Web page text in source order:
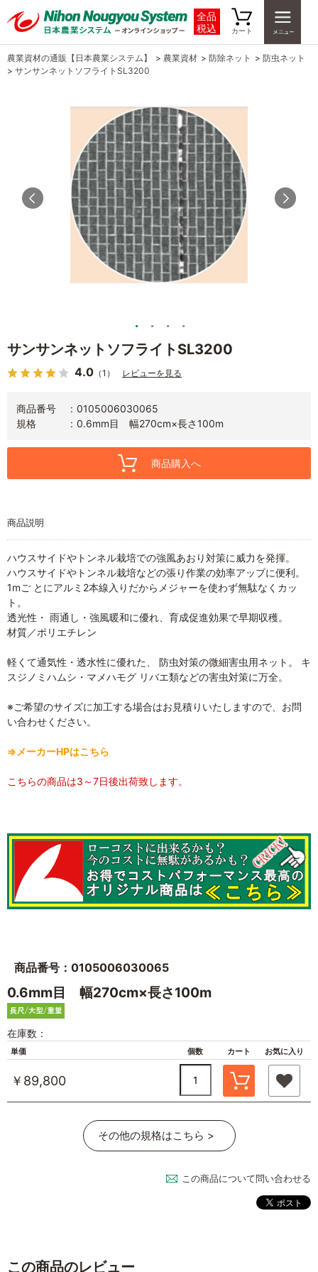
全品
税込
カート
農業資材の通販【日本農業システム】 > 農業資材 > 防除ネット > 防虫ネット
> サンサンネットソフライトSL3200
サンサンネットソフライトSL3200
4.0 （1） レビューを見る
商品番号
0105006030065
規格
0.6mm目 幅270cm×長さ100m
商品購入へ
商品説明
ハウスサイドやトンネル栽培での強風あおり対策に威力を発揮。
ハウスサイドやトンネル栽培などの張り作業の効率アップに便利。
1mご とにアルミ2本線入りだからメジャーを使わず無駄なくカッ
ト。
透光性・ 雨通し・強風暖和に優れ、育成促進効果で早期収穫。
材質／ポリエチレン
軽くて通気性・透水性に優れた、 防虫対策の微細害虫用ネット。 キ
スジノミハムシ・マメハモグ リバエ類などの害虫対策に万全。
※ご希望のサイズに加工する場合はお見積りいたしますので、お問
い合わせください。
⇒メーカーHPはこちら
こちらの商品は3～7日後出荷致します。
商品番号：0105006030065
0.6mm目 幅270cm×長さ100m
在庫数：
単価 個数 カート お気に入り
￥89,800
その他の規格はこちら >
この商品について問い合わせる
この商品のレビュー